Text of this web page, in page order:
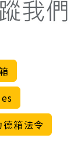
箱法令